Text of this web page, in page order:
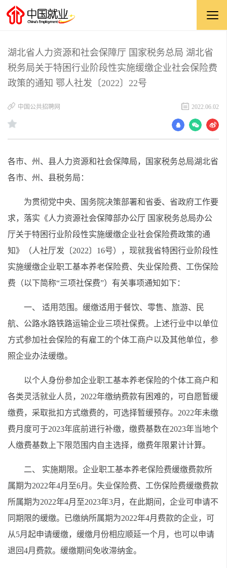
湖北省人力资源和社会保障厅 国家税务总局 湖北省
税务局关于特困行业阶段性实施缓缴企业社会保险费
政策的通知 鄂人社发〔2022〕22号
中国公共招聘网 2022.06.02
各市、州、县人力资源和社会保障局，国家税务总局湖北省
各市、州、县税务局：
为贯彻党中央、国务院决策部署和省委、省政府工作要
求，落实《人力资源社会保障部办公厅 国家税务总局办公
厅关于特困行业阶段性实施缓缴企业社会保险费政策的通
知》（人社厅发〔2022〕16号），现就我省特困行业阶段性
实施缓缴企业职工基本养老保险费、失业保险费、工伤保险
费（以下简称“三项社保费”）有关事项通知如下：
一、 适用范围。缓缴适用于餐饮、零售、旅游、民
航、公路水路铁路运输企业三项社保费。上述行业中以单位
方式参加社会保险的有雇工的个体工商户以及其他单位，参
照企业办法缓缴。
以个人身份参加企业职工基本养老保险的个体工商户和
各类灵活就业人员，2022年缴纳费款有困难的，可自愿暂缓
缴费，采取批扣方式缴费的，可选择暂缓预存。2022年未缴
费月度可于2023年底前进行补缴，缴费基数在2023年当地个
人缴费基数上下限范围内自主选择，缴费年限累计计算。
二、 实施期限。企业职工基本养老保险费缓缴费款所
属期为2022年4月至6月。失业保险费、工伤保险费缓缴费款
所属期为2022年4月至2023年3月，在此期间，企业可申请不
同期限的缓缴。已缴纳所属期为2022年4月费款的企业，可
从5月起申请缓缴，缓缴月份相应顺延一个月，也可以申请
退回4月费款。缓缴期间免收滞纳金。